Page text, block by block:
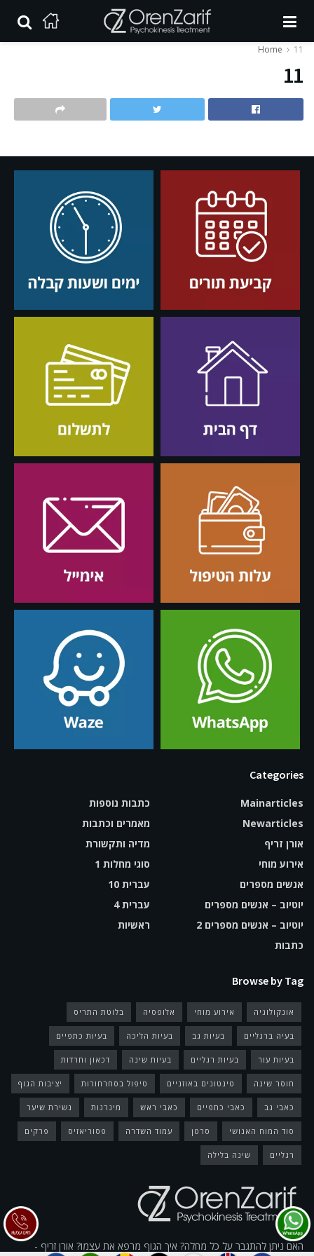
Home 11
11
Categories
Mainarticles
Newarticles
אורן זריף
אירוע מוחי
אנשים מספרים
יוטיוב – אנשים מספרים
יוטיוב – אנשים מספרים 2
כתבות
כתבות נוספות
מאמרים וכתבות
מדיה ותקשורת
סוגי מחלות 1
עברית 10
עברית 4
ראשיות
Browse by Tag
אונקולוגיה אירוע מוחי אלופסיה בלוטת התריס
בעיה ברגליים בעיות גב בעיות הליכה בעיות כתפיים
בעיות עור בעיות רגליים בעיות שינה דכאון וחרדות
חוסר שינה טינטונים באוזניים טיפול בסחרחורות יציבות הגוף
כאבי גב כאבי כתפיים כאבי ראש מיגרנות נשירת שיער
סוד המוח האנושי סרטן עמוד השדרה פסוריאזיס פרקים
רגליים שינה בלילה
האם ניתן להתגבר על כל מחלה? איך הגוף מרפא את עצמו? אורן זריף -